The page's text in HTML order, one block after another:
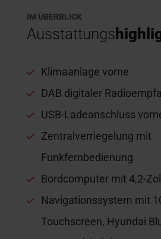
IM ÜBERBLICK
Ausstattungs
Klimaanlage vorne
DAB digitaler
USB-Ladeanschluss
Zentralverriegelung mit
Funkfernbedienung
Bordcomputer mit 4,2-
Navigationssystem mit
Touchscreen, Hyundai